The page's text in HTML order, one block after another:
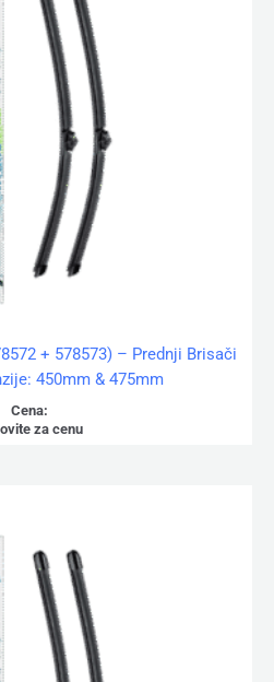
+ 578573) – Prednji Brisači
450mm & 475mm
Cena:
za cenu